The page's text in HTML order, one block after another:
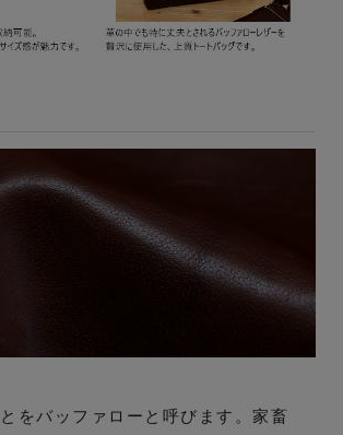
をバッファローと呼びます。家畜